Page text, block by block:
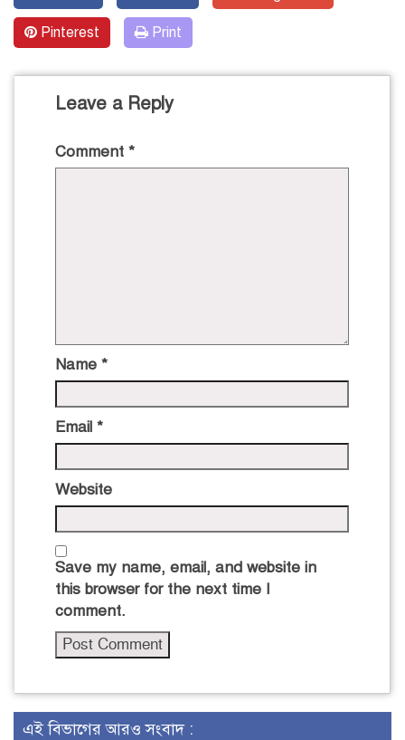
Pinterest Print
Leave a Reply
Comment *
Name *
Email *
Website
Save my name, email, and website in
this browser for the next time I
comment.
এই বিভাগের আরও সংবাদ :